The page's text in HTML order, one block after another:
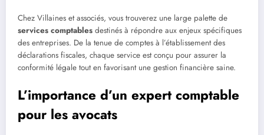
Chez Villaines et associés, vous trouverez une large palette de
services comptables destinés à répondre aux enjeux spécifiques
des entreprises. De la tenue de comptes à l’établissement des
déclarations fiscales, chaque service est conçu pour assurer la
conformité légale tout en favorisant une gestion financière saine.
L’importance d’un expert comptable
pour les avocats